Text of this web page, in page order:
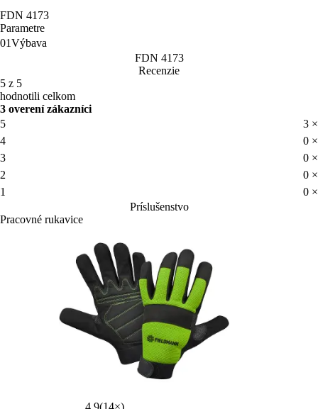
Parametre
01Výbava
Recenzie
hodnotili celkom
3 overení zákazníci
5
Príslušenstvo
Pracovné rukavice